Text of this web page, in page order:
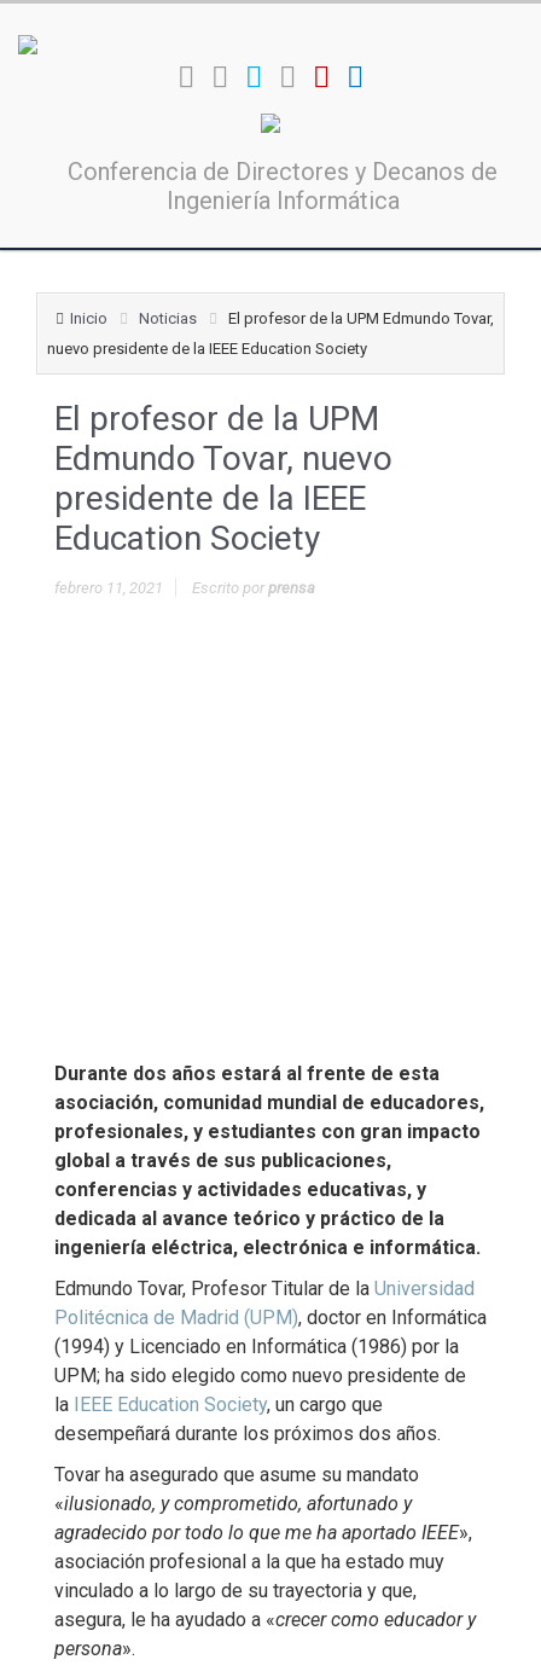
Conferencia de Directores y Decanos de
Ingeniería Informática
Inicio Noticias
El profesor de la UPM Edmundo Tovar,
nuevo presidente de la IEEE Education Society
El profesor de la UPM
Edmundo Tovar, nuevo
presidente de la IEEE
Education Society
febrero 11, 2021 Escrito porprensa
Durante dos años estará al frente de esta
asociación, comunidad mundial de educadores,
profesionales, y estudiantes con gran impacto
global a través de sus publicaciones,
conferencias y actividades educativas, y
dedicada al avance teórico y práctico de la
ingeniería eléctrica, electrónica e informática.
Edmundo Tovar, Profesor Titular de la Universidad
Politécnica de Madrid (UPM), doctor en Informática
(1994) y Licenciado en Informática (1986) por la
UPM; ha sido elegido como nuevo presidente de
la IEEE Education Society, un cargo que
desempeñará durante los próximos dos años.
Tovar ha asegurado que asume su mandato
«ilusionado, y comprometido, afortunado y
agradecido por todo lo que me ha aportado IEEE»,
asociación profesional a la que ha estado muy
vinculado a lo largo de su trayectoria y que,
asegura, le ha ayudado a «crecer como educador y
persona».